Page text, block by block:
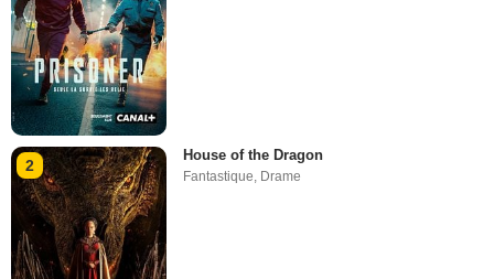
2
House of the Dragon
Fantastique, Drame